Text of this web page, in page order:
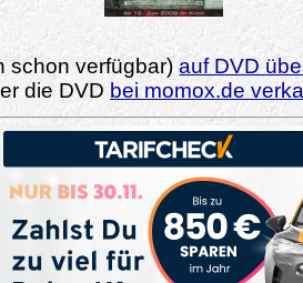
schon verfügbar)auf DVD
die DVD bei momox.de